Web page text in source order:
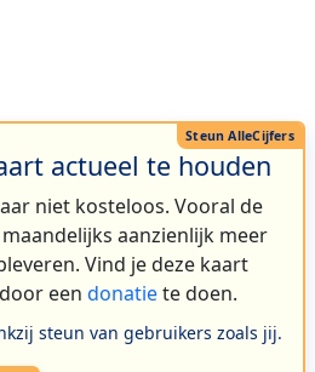
actueel te houden
niet kosteloos. Vooral de
aanzienlijk meer
Vind je deze kaart
een donatiete doen.
steun van gebruikers zoals jij.